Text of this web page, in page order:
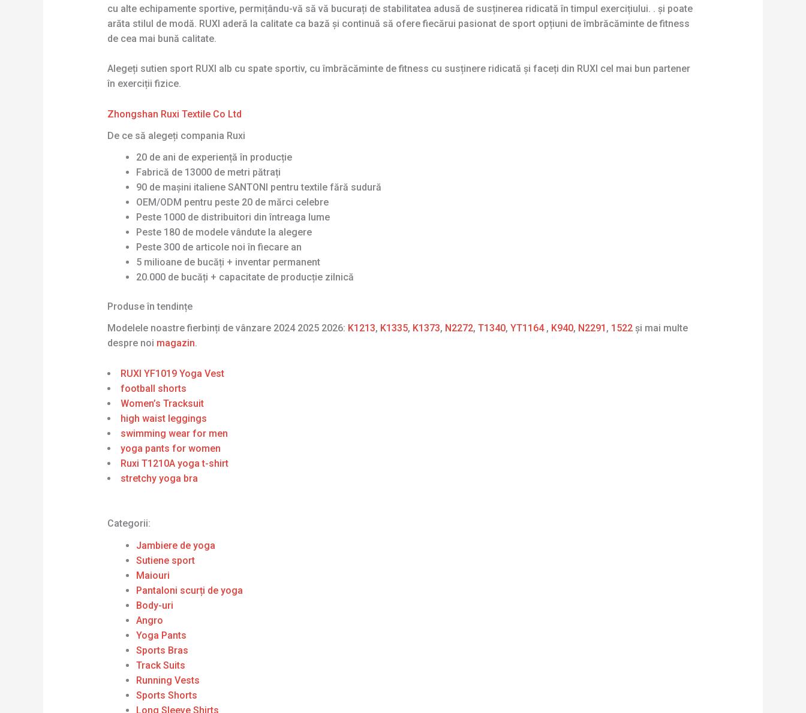
cu alte echipamente sportive, permițându-vă să vă bucurați de stabilitatea adusă de susținerea ridicată în timpul exercițiului. . și poate
arăta stilul de modă. RUXI aderă la calitate ca bază și continuă să ofere fiecărui pasionat de sport opțiuni de îmbrăcăminte de fitness
de cea mai bună calitate.
Alegeți sutien sport RUXI alb cu spate sportiv, cu îmbrăcăminte de fitness cu susținere ridicată și faceți din RUXI cel mai bun partener
în exerciții fizice.
Zhongshan Ruxi Textile Co Ltd
De ce să alegeți compania Ruxi
20 de ani de experiență în producție
Fabrică de 13000 de metri pătrați
90 de mașini italiene SANTONI pentru textile fără sudură
OEM/ODM pentru peste 20 de mărci celebre
Peste 1000 de distribuitori din întreaga lume
Peste 180 de modele vândute la alegere
Peste 300 de articole noi în fiecare an
5 milioane de bucăți + inventar permanent
20.000 de bucăți + capacitate de producție zilnică
Produse în tendințe
Modelele noastre fierbinți de vânzare 2024 2025 2026: K1213, K1335, K1373, N2272, T1340, YT1164, K940, N2291 , 1522 și mai multe
despre noi magazin.
RUXI YF1019 Yoga Vest
football shorts
Women’s Tracksuit
high waist leggings
swimming wear for men
yoga pants for women
Ruxi T1210A yoga t-shirt
stretchy yoga bra
Categorii:
Jambiere de yoga
Sutiene sport
Maiouri
Pantaloni scurți de yoga
Body-uri
Angro
Yoga Pants
Sports Bras
Track Suits
Running Vests
Sports Shorts
Long Sleeve Shirts